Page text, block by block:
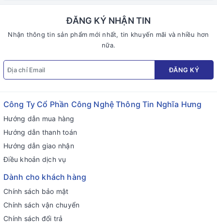
ĐĂNG KÝ NHẬN TIN
Nhận thông tin sản phẩm mới nhất, tin khuyến mãi và nhiều hơn
nữa.
ĐĂNG KÝ
Công Ty Cổ Phần Công Nghệ Thông Tin Nghĩa Hưng
Hướng dẫn mua hàng
Hướng dẫn thanh toán
Hướng dẫn giao nhận
Điều khoản dịch vụ
Dành cho khách hàng
Chính sách bảo mật
Chính sách vận chuyển
Chính sách đổi trả